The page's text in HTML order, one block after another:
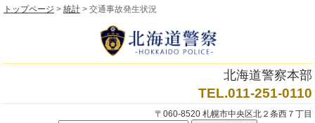
トップページ > 統計 > 交通事故発生状況
北海道警察本部
TEL.011-251-0110
〒060-8520 札幌市中央区北２条西７丁目